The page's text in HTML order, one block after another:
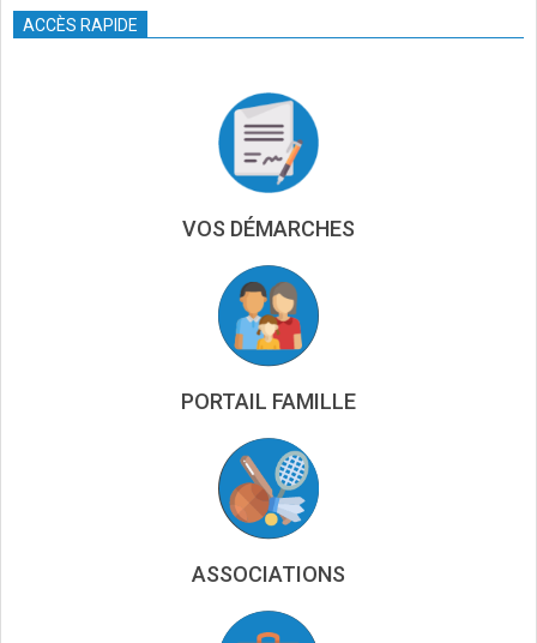
ACCÈS RAPIDE
VOS DÉMARCHES
PORTAIL FAMILLE
ASSOCIATIONS